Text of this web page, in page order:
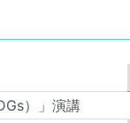
）」演講